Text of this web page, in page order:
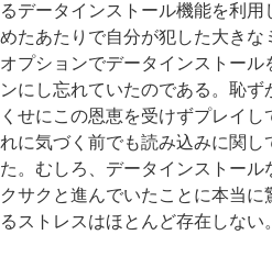
るデータインストール機能を利
めたあたりで自分が犯した大きな
オプションでデータインストー
ンにし忘れていたのである。恥
くせにこの恩恵を受けずプレイ
れに気づく前でも読み込みに関し
た。むしろ、データインストー
クサクと進んでいたことに本当に
るストレスはほとんど存在しない。